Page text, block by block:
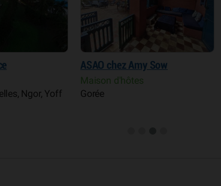
Ngor, Yoff
ASAO chez Amy Sow
Maison d'hôtes
Gorée